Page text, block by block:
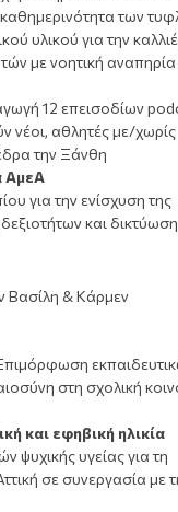
των
υλικού για την
με νοητική αναπηρία
12 επεισοδίων
νέοι, αθλητές με/χωρίς
την Ξάνθη
ΑμεΑ
για την ενίσχυση της
και
Βασίλη & Κάρμεν
στη σχολική
και εφηβική ηλικία
υγείας για τη
σε συνεργασία με